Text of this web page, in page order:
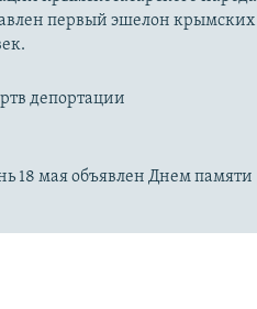
первый эшелон крымских
депортации
18 мая объявлен Днем памяти